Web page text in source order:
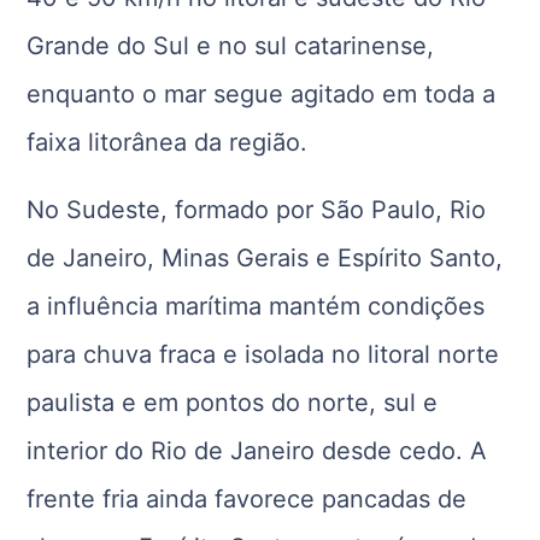
Grande do Sul e no sul catarinense,
enquanto o mar segue agitado em toda a
faixa litorânea da região.
No Sudeste, formado por São Paulo, Rio
de Janeiro, Minas Gerais e Espírito Santo,
a influência marítima mantém condições
para chuva fraca e isolada no litoral norte
paulista e em pontos do norte, sul e
interior do Rio de Janeiro desde cedo. A
frente fria ainda favorece pancadas de